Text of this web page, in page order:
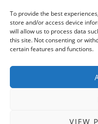
To provide the best
store and/or access device
will allow us to process data
this site. Not consenting or
certain features and functions.
VIEW